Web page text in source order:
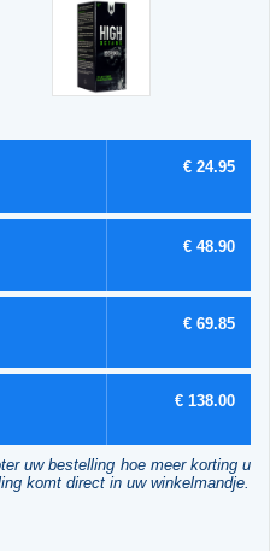
€ 24.95
€ 48.90
€ 69.85
€ 138.00
uw bestelling hoe meer korting u
komt direct in uw winkelmandje.